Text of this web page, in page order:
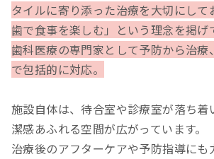
タイルに寄り添った治療を大切にして
歯で食事を楽しむ」という理念を掲げ
歯科医療の専門家として予防から治療
で包括的に対応。
施設自体は、待合室や診療室が落ち着
潔感あふれる空間が広がっています。
治療後のアフターケアや予防指導にも